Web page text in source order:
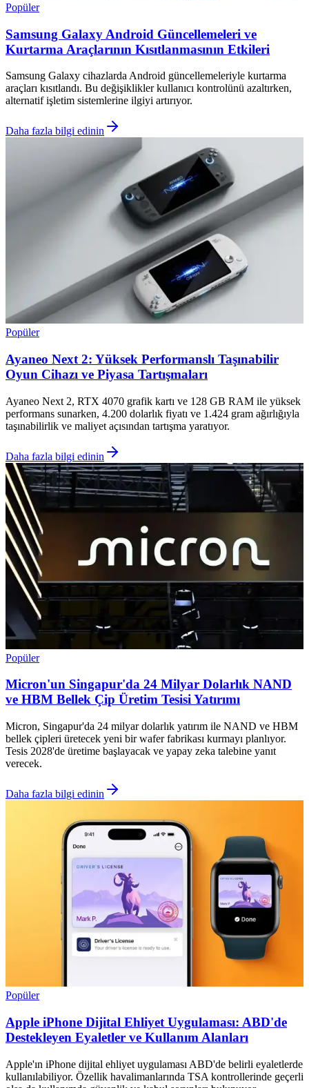
Popüler
Samsung Galaxy Android Güncellemeleri ve
Kurtarma Araçlarının Kısıtlanmasının Etkileri
Samsung Galaxy cihazlarda Android güncellemeleriyle kurtarma
araçları kısıtlandı. Bu değişiklikler kullanıcı kontrolünü azaltırken,
alternatif işletim sistemlerine ilgiyi artırıyor.
Daha fazla bilgi edinin
Popüler
Ayaneo Next 2: Yüksek Performanslı Taşınabilir
Oyun Cihazı ve Piyasa Tartışmaları
Ayaneo Next 2, RTX 4070 grafik kartı ve 128 GB RAM ile yüksek
performans sunarken, 4.200 dolarlık fiyatı ve 1.424 gram ağırlığıyla
taşınabilirlik ve maliyet açısından tartışma yaratıyor.
Daha fazla bilgi edinin
Popüler
Micron'un Singapur'da 24 Milyar Dolarlık NAND
ve HBM Bellek Çip Üretim Tesisi Yatırımı
Micron, Singapur'da 24 milyar dolarlık yatırım ile NAND ve HBM
bellek çipleri üretecek yeni bir wafer fabrikası kurmayı planlıyor.
Tesis 2028'de üretime başlayacak ve yapay zeka talebine yanıt
verecek.
Daha fazla bilgi edinin
Popüler
Apple iPhone Dijital Ehliyet Uygulaması: ABD'de
Destekleyen Eyaletler ve Kullanım Alanları
Apple'ın iPhone dijital ehliyet uygulaması ABD'de belirli eyaletlerde
kullanılabiliyor. Özellik havalimanlarında TSA kontrollerinde geçerli